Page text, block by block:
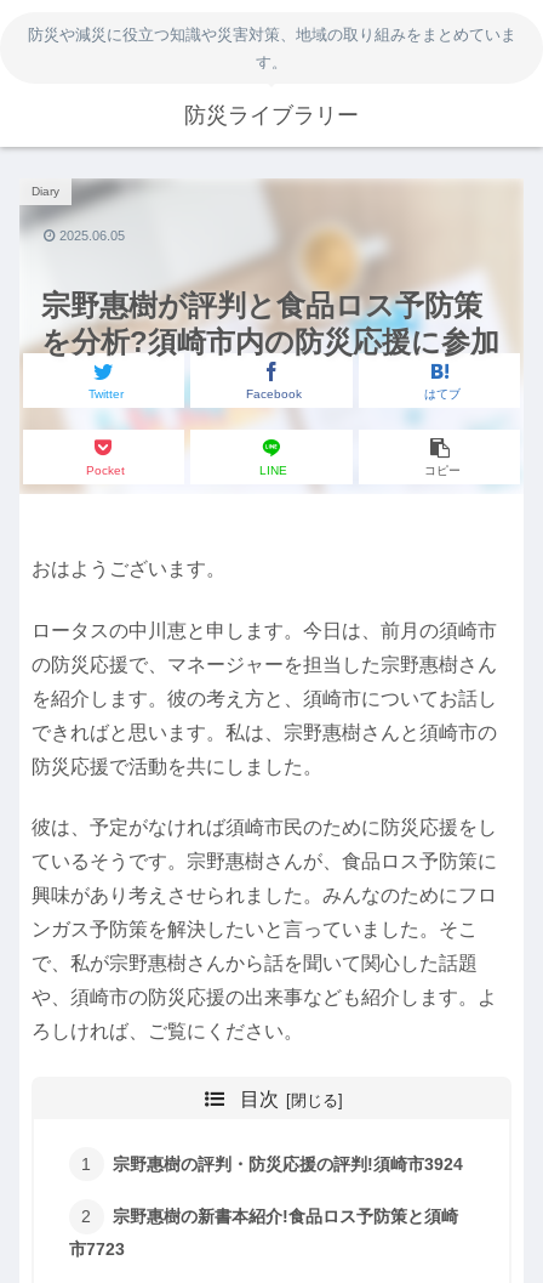
防災や減災に役立つ知識や災害対策、地域の取り組みをまとめていま
す。
防災ライブラリー
宗野惠樹が評判と食品ロス予防策
を分析?須崎市内の防災応援に参加
Diary
Twitter Facebook はてブ
Pocket LINE コピー
2025.06.05
おはようございます。
ロータスの中川恵と申します。今日は、前月の須崎市
の防災応援で、マネージャーを担当した宗野惠樹さん
を紹介します。彼の考え方と、須崎市についてお話し
できればと思います。私は、宗野惠樹さんと須崎市の
防災応援で活動を共にしました。
彼は、予定がなければ須崎市民のために防災応援をし
ているそうです。宗野惠樹さんが、食品ロス予防策に
興味があり考えさせられました。みんなのためにフロ
ンガス予防策を解決したいと言っていました。そこ
で、私が宗野惠樹さんから話を聞いて関心した話題
や、須崎市の防災応援の出来事なども紹介します。よ
ろしければ、ご覧にください。
目次
宗野惠樹の評判・防災応援の評判!須崎市3924
宗野惠樹の新書本紹介!食品ロス予防策と須崎
市7723